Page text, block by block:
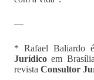
—
* Rafael Baliardo
Jurídico em
revista Consultor